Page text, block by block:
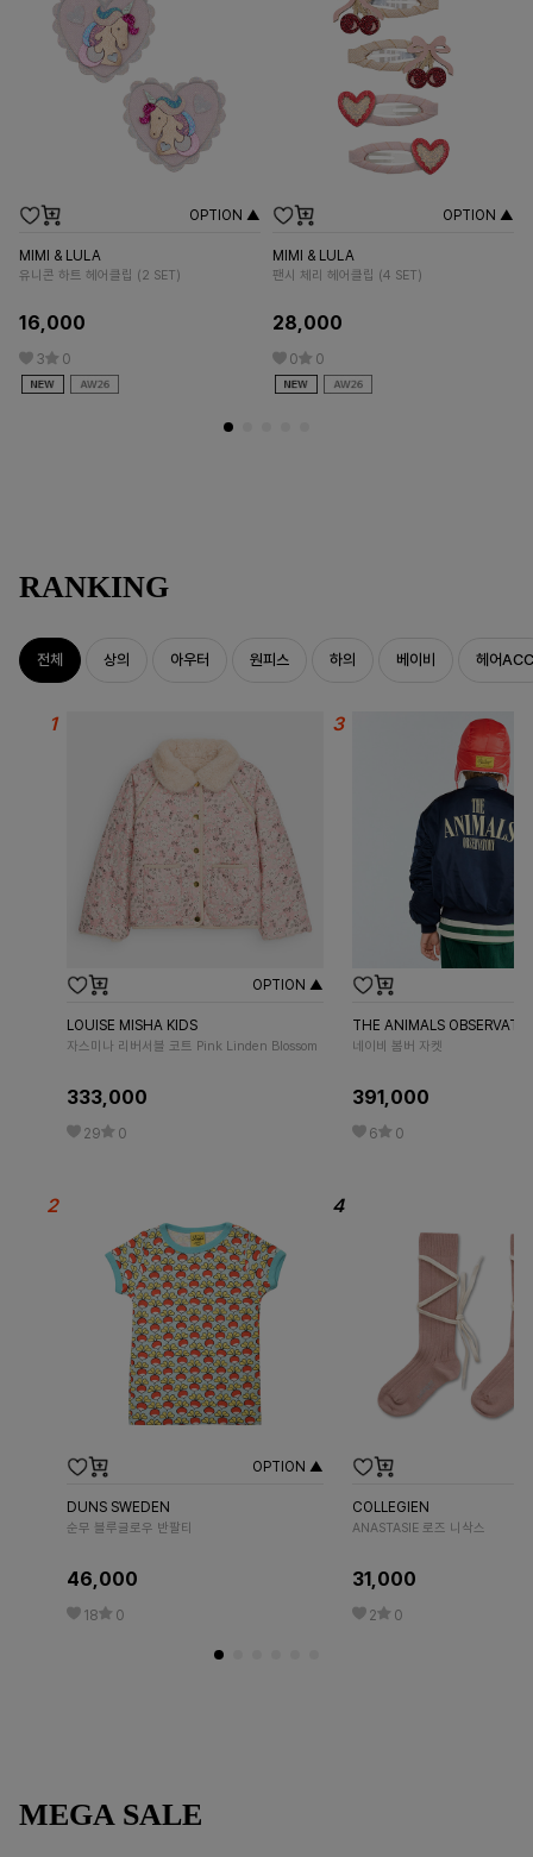
OPTION ▲
MIMI & LULA
유니콘 하트 헤어클립 (2 SET)
16,000
3 0
OPTION ▲
MIMI & LULA
팬시 체리 헤어클립 (4 SET)
28,000
0 0
RANKING
전체 상의 아우터 원피스 하의 베이비 헤어ACC
OPTION ▲
LOUISE MISHA KIDS
자스미나 리버서블 코트 Pink Linden Blossom
333,000
29 0
OPTION ▲
DUNS SWEDEN
순무 블루글로우 반팔티
46,000
18 0
THE ANIMALS
네이비 봄버 자켓
391,000
6 0
COLLEGIEN
ANASTASIE 로즈 니삭스
31,000
2 0
MEGA SALE